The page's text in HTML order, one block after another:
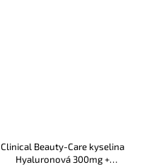
Clinical Beauty-Care kyselina
Hyaluronová 300mg +